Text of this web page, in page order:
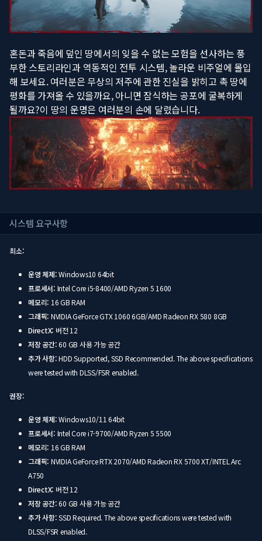
혼돈과 죽음에 덮인 땅에서의 잊을 수 없는 모험을 선사하는 풍
부한 스토리라인과 역동적인 전투 시스템, 놀라운 비주얼에 몰입
해 보세요. 여러분은 무상의 저주에 관한 진실을 밝히고 촉 땅에
평화를 가져올 수 있을까요, 아니면 잠식하는 공포에 굴복하게
될까요?이 땅의 운명은 여러분의 손에 달렸습니다.
시스템 요구사항
최소:
운영 체제:Windows10 64bit
프로세서: Intel Core i5-8400/AMD Ryzen 5 1600
메모리: 16 GB RAM
그래픽: NVIDIA GeForce GTX 1060 6GB/AMD Radeon RX 580 8GB
DirectX: 버전 12
저장 공간:60 GB 사용 가능 공간
추가 사항:HDD Supported, SSD Recommended. The above specifications
were tested with DLSS/FSR enabled.
권장:
운영 체제:Windows10/11 64bit
프로세서: Intel Core i7-9700/AMD Ryzen 5 5500
메모리: 16 GB RAM
그래픽: NVIDIA GeForce RTX 2070/AMD Radeon RX 5700 XT/INTEL Arc
A750
DirectX: 버전 12
저장 공간:60 GB 사용 가능 공간
추가 사항:SSD Required. The above specifications were tested with
DLSS/FSR enabled.